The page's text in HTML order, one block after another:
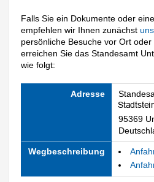
Falls Sie ein Dokumente oder
empfehlen wir Ihnen zunächst
persönliche Besuche vor Ort
erreichen Sie das Standesamt
wie folgt:
Adresse
95369
Wegbeschreibung